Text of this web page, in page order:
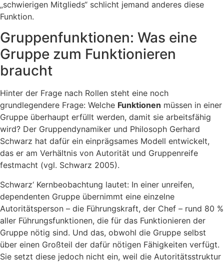
„schwierigen Mitglieds“ schlicht jemand anderes diese
Funktion.
Gruppenfunktionen: Was eine
Gruppe zum Funktionieren
braucht
Hinter der Frage nach Rollen steht eine noch
grundlegendere Frage: Welche Funktionen müssen in einer
Gruppe überhaupt erfüllt werden, damit sie arbeitsfähig
wird? Der Gruppendynamiker und Philosoph Gerhard
Schwarz hat dafür ein einprägsames Modell entwickelt,
das er am Verhältnis von Autorität und Gruppenreife
festmacht (vgl. Schwarz 2005).
Schwarz‘ Kernbeobachtung lautet: In einer unreifen,
dependenten Gruppe übernimmt eine einzelne
Autoritätsperson – die Führungskraft, der Chef – rund 80 %
aller Führungsfunktionen, die für das Funktionieren der
Gruppe nötig sind. Und das, obwohl die Gruppe selbst
über einen Großteil der dafür nötigen Fähigkeiten verfügt.
Sie setzt diese jedoch nicht ein, weil die Autoritätsstruktur